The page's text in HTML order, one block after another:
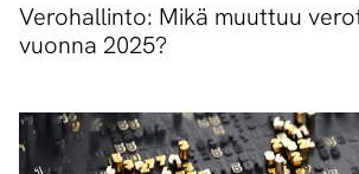
Verohallinto: Mikä muuttuu
vuonna 2025?